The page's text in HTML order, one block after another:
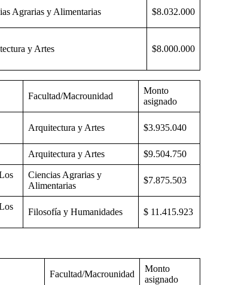
Agrarias y Alimentarias $8.032.000
y Artes $8.000.000
Facultad/Macrounidad
Monto
asignado
Arquitectura y Artes $3.935.040
Arquitectura y Artes $9.504.750
Ciencias Agrarias y
Alimentarias
$7.875.503
Filosofía y Humanidades $ 11.415.923
Facultad/Macrounidad
Monto
asignado